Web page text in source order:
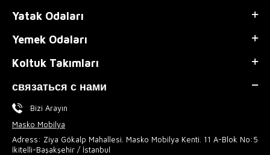
Yatak Odaları
Yemek Odaları
Koltuk Takımları
связаться с нами
Bizi Arayın
Masko Mobilya
Adress: Ziya Gökalp Mahallesi. Masko Mobilya Kenti. 11 A-Blok No:5
İkitelli-Başakşehir / İstanbul